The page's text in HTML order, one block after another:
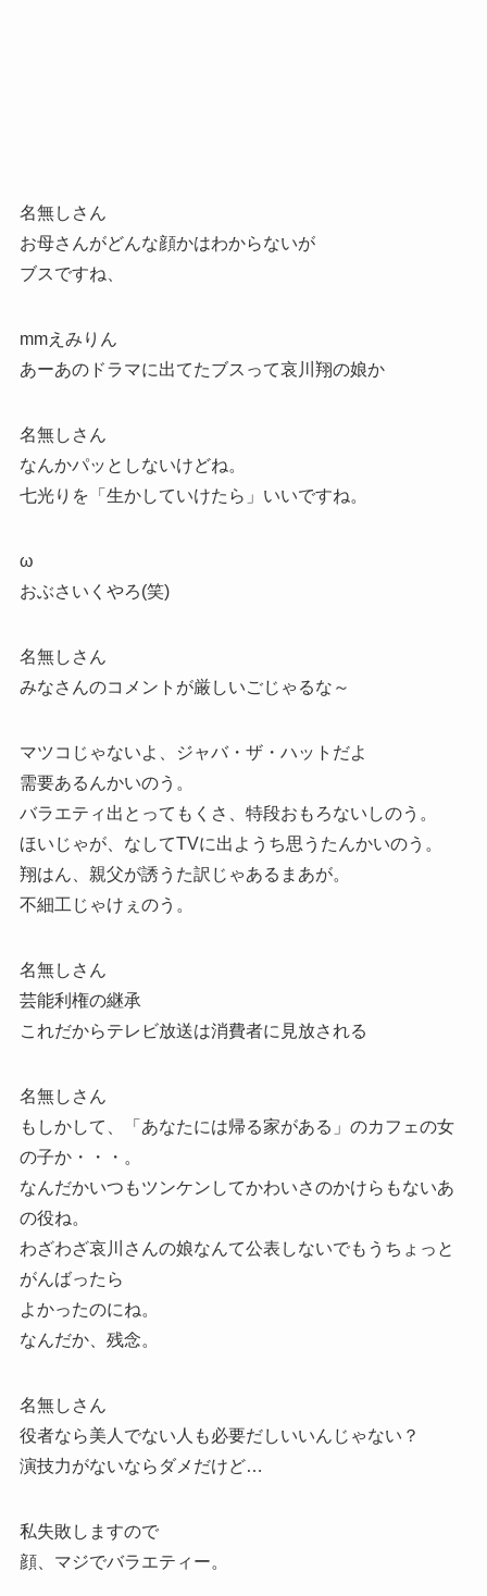
名無しさん
お母さんがどんな顔かはわからないが
ブスですね、
mmえみりん
あーあのドラマに出てたブスって哀川翔の娘か
名無しさん
なんかパッとしないけどね。
七光りを「生かしていけたら」いいですね。
ω
おぶさいくやろ(笑)
名無しさん
みなさんのコメントが厳しいごじゃるな～
マツコじゃないよ、ジャバ・ザ・ハットだよ
需要あるんかいのう。
バラエティ出とってもくさ、特段おもろないしのう。
ほいじゃが、なしてTVに出ようち思うたんかいのう。
翔はん、親父が誘うた訳じゃあるまあが。
不細工じゃけぇのう。
名無しさん
芸能利権の継承
これだからテレビ放送は消費者に見放される
名無しさん
もしかして、「あなたには帰る家がある」のカフェの女
の子か・・・。
なんだかいつもツンケンしてかわいさのかけらもないあ
の役ね。
わざわざ哀川さんの娘なんて公表しないでもうちょっと
がんばったら
よかったのにね。
なんだか、残念。
名無しさん
役者なら美人でない人も必要だしいいんじゃない？
演技力がないならダメだけど…
私失敗しますので
顔、マジでバラエティー。